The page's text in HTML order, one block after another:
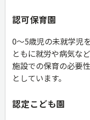
認可保育園
0～5歳児の未就学児
ともに就労や病気な
施設での保育の必要
としています。
認定こども園